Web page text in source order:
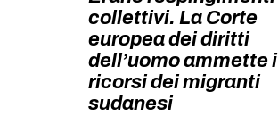
ZAM
MILANO
MOBILITAZIONI
collettivi. La Corte
europea dei diritti
dell’uomo ammette i
ricorsi dei migranti
sudanesi